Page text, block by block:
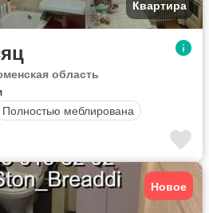
Квартира
область
Полностью меблирована
Новое